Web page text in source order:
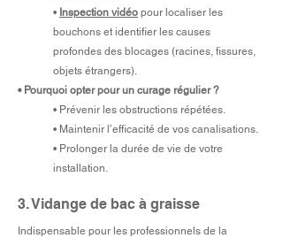
• Inspection vidéo pour localiser les
bouchons et identifier les causes
profondes des blocages (racines, fissures,
objets étrangers).
• Pourquoi opter pour un curage régulier ?
• Prévenir les obstructions répétées.
• Maintenir l’efficacité de vos canalisations.
• Prolonger la durée de vie de votre
installation.
3.Vidange de bac à graisse
Indispensable pour les professionnels de la